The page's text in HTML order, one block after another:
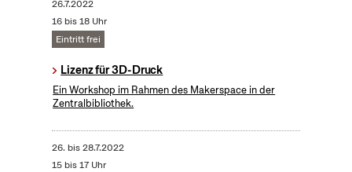
26.7.2022
16 bis 18 Uhr
Eintritt frei
Lizenz für 3D-Druck
Ein Workshop im Rahmen des Makerspace in der
Zentralbibliothek.
26. bis28.7.2022
15 bis 17 Uhr